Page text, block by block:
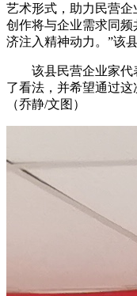
艺术形式，助力民营
创作将与企业需求同
济注入精神动力。”该
该县民营企业家
了看法，并希望通过这
（乔静/文图）